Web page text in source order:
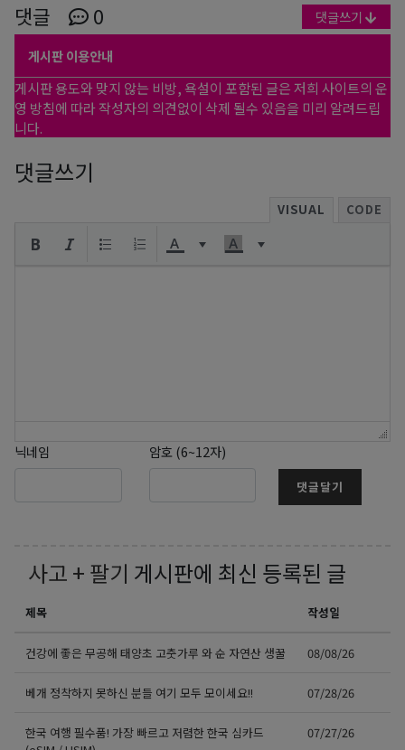
댓글 0 댓글쓰기
게시판 이용안내
게시판 용도와 맞지 않는 비방, 욕설이 포함된 글은 저희 사이트의 운
영 방침에 따라 작성자의 의견없이 삭제 될수 있음을 미리 알려드립
니다.
댓글쓰기
VISUAL CODE
닉네임 암호 (6~12자)
댓글달기
사고 + 팔기 게시판에 최신 등록된 글
제목 작성일
건강에 좋은 무공해 태양초 고춧가루 와 순 자연산 생꿀 08/08/26
베개 정착하지 못하신 분들 여기 모두 모이세요!! 07/28/26
한국 여행 필수품! 가장 빠르고 저렴한 한국 심카드
07/27/26